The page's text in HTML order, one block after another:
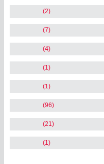
(2)
(7)
(4)
(1)
(1)
(96)
(21)
(1)